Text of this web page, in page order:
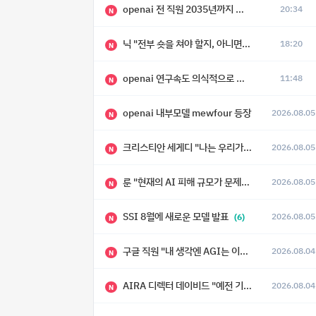
N openai 전 직원 2035년까지 텔레파시가 어떻게 생길 수 있는지 20:34
N 닉 "전부 숏을 쳐야 할지, 아니면 특이점이 오니까 전부 롱을 쳐야 할지 모르겠다.” 18:20
N openai 연구속도 의식적으로 늦추고 있다 11:48
N openai 내부모델 mewfour 등장 2026.08.05
N 크리스티안 세게디 "나는 우리가 "Fuck!!" 단계를 피할 수 있기를 바랄 뿐" 2026.08.05
N 룬 "현재의 AI 피해 규모가 문제가 아니라, 자기복제·탈출·확산이 가능한 지능형 시스템의 피해에는 이론적으로 상한이 없다는 것이 문제" 2026.08.05
N SSI 8월에 새로운 모델 발표 (6) 2026.08.05
N 구글 직원 "내 생각엔 AGI는 이미 와 있다." 2026.08.04
N AIRA 디렉터 데이비드 "예전 기준으로 ASI, 그런 수준은 바로 다음 분기에 온다" 2026.08.04